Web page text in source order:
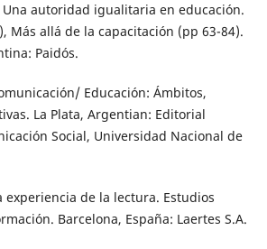
Una autoridad igualitaria en educación.
Más allá de la capacitación (pp 63-84).
Paidós.
Educación: Ámbitos,
La Plata, Argentian: Editorial
Social, Universidad Nacional de
experiencia de la lectura. Estudios
Barcelona, España: Laertes S.A.